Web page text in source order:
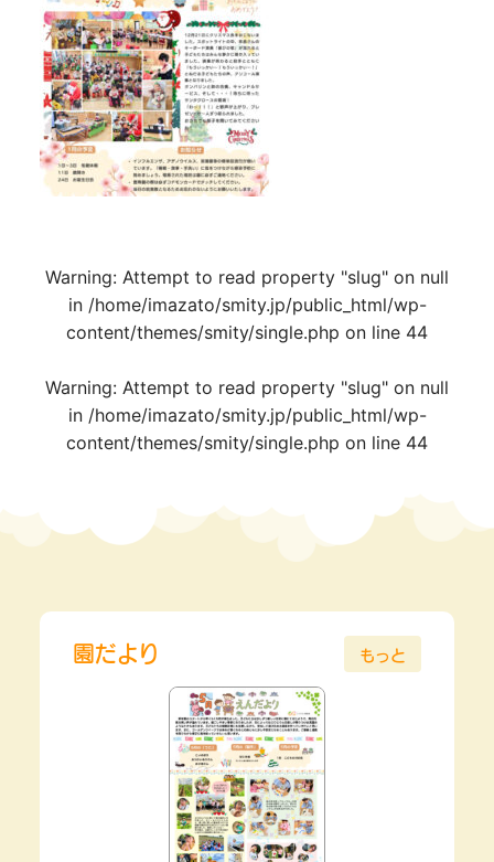
Warning: Attempt to read property "slug" on null
in /home/imazato/smity.jp/public_html/wp-
content/themes/smity/single.php on line 44
Warning: Attempt to read property "slug" on null
in /home/imazato/smity.jp/public_html/wp-
content/themes/smity/single.php on line 44
園だより もっと